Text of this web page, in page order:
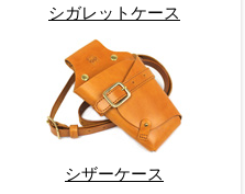
シガレットケース
シザーケース